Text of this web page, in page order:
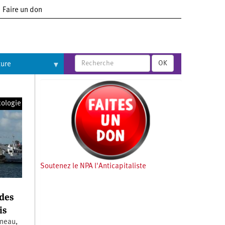
Faire un don
OK
Soutenez le NPA l'Anticapitaliste